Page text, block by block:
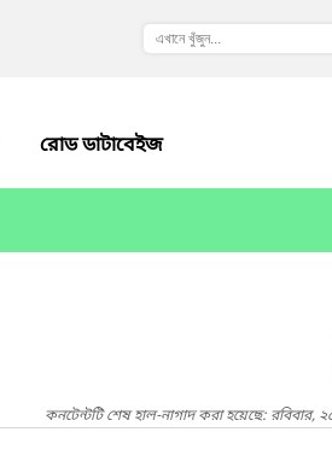
রোড ডাটাবেইজ
কনটেন্টটি শেষ হাল-নাগাদ করা হয়েছে: